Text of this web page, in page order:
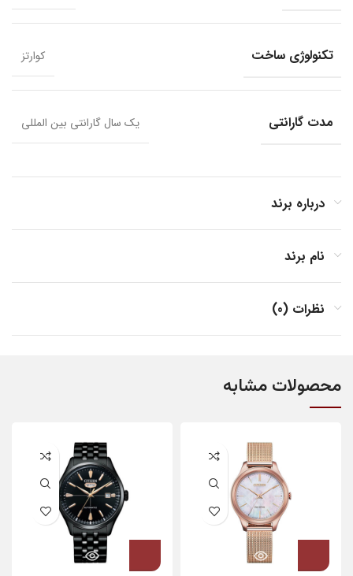
تکنولوژی ساخت کوارتز
مدت گارانتی یک سال گارانتی بین المللی
درباره برند
نام برند
نظرات (0)
محصولات مشابه